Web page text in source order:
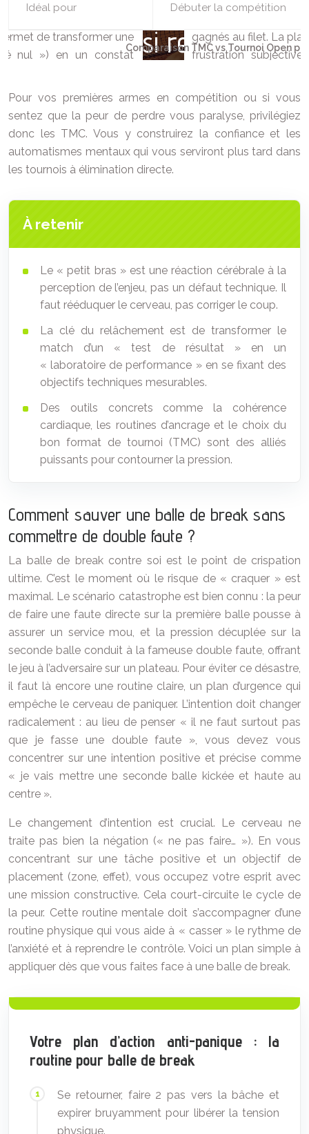
Comparaison TMC vs Tournoi Open
Idéal pour Débuter la compétition
Pour vos premières armes en compétition ou si vous
sentez que la peur de perdre vous paralyse, privilégiez
donc les TMC. Vous y construirez la confiance et les
automatismes mentaux qui vous serviront plus tard dans
les tournois à élimination directe.
À retenir
Le « petit bras » est une réaction cérébrale à la
perception de l’enjeu, pas un défaut technique. Il
faut rééduquer le cerveau, pas corriger le coup.
La clé du relâchement est de transformer le
match d’un « test de résultat » en un
« laboratoire de performance » en se fixant des
objectifs techniques mesurables.
Des outils concrets comme la cohérence
cardiaque, les routines d’ancrage et le choix du
bon format de tournoi (TMC) sont des alliés
puissants pour contourner la pression.
Comment sauver une balle de break sans
commettre de double faute ?
La balle de break contre soi est le point de crispation
ultime. C’est le moment où le risque de « craquer » est
maximal. Le scénario catastrophe est bien connu : la peur
de faire une faute directe sur la première balle pousse à
assurer un service mou, et la pression décuplée sur la
seconde balle conduit à la fameuse double faute, offrant
le jeu à l’adversaire sur un plateau. Pour éviter ce désastre,
il faut là encore une routine claire, un plan d’urgence qui
empêche le cerveau de paniquer. L’intention doit changer
radicalement : au lieu de penser « il ne faut surtout pas
que je fasse une double faute », vous devez vous
concentrer sur une intention positive et précise comme
« je vais mettre une seconde balle kickée et haute au
centre ».
Le changement d’intention est crucial. Le cerveau ne
traite pas bien la négation (« ne pas faire… »). En vous
concentrant sur une tâche positive et un objectif de
placement (zone, effet), vous occupez votre esprit avec
une mission constructive. Cela court-circuite le cycle de
la peur. Cette routine mentale doit s’accompagner d’une
routine physique qui vous aide à « casser » le rythme de
l’anxiété et à reprendre le contrôle. Voici un plan simple à
appliquer dès que vous faites face à une balle de break.
Votre plan d’action anti-panique : la
routine pour balle de break
Se retourner, faire 2 pas vers la bâche et
expirer bruyamment pour libérer la tension
physique.